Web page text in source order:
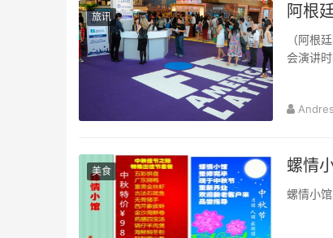
旅讯 阿根
（阿根
会演讲
美食 螺情
螺情小